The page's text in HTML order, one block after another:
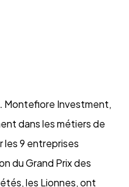
Montefiore Investment,
dans les métiers de
les 9 entreprises
du Grand Prix des
les Lionnes, ont